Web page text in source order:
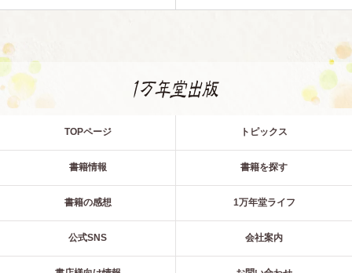
TOPページ トピックス
書籍情報 書籍を探す
書籍の感想 1万年堂ライフ
公式SNS 会社案内